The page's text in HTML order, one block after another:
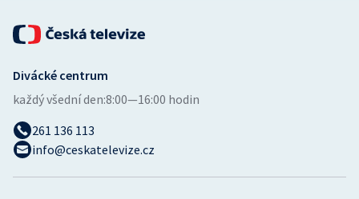
Divácké centrum
každý všední den:8:00—16:00 hodin
261 136 113
info@ceskatelevize.cz